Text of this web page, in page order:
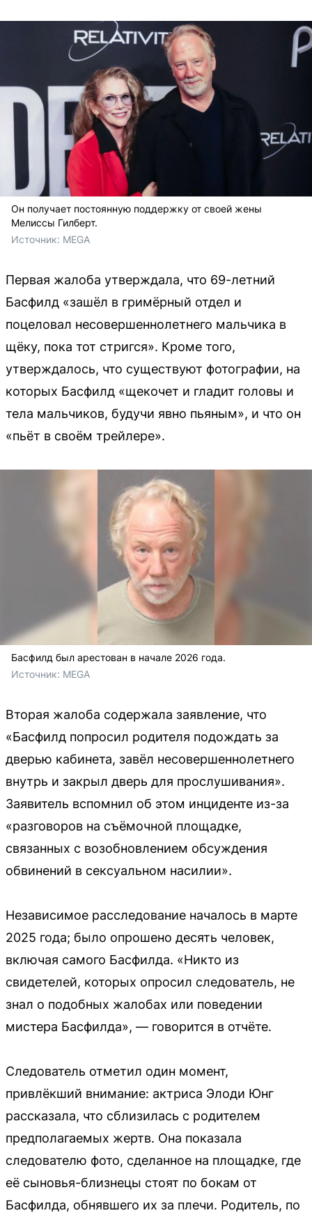
Он получает постоянную поддержку от своей жены
Мелиссы Гилберт.
Источник: MEGA
Первая жалоба утверждала, что 69-летний
Басфилд «зашёл в гримёрный отдел и
поцеловал несовершеннолетнего мальчика в
щёку, пока тот стригся». Кроме того,
утверждалось, что существуют фотографии, на
которых Басфилд «щекочет и гладит головы и
тела мальчиков, будучи явно пьяным», и что он
«пьёт в своём трейлере».
Басфилд был арестован в начале 2026 года.
Источник: MEGA
Вторая жалоба содержала заявление, что
«Басфилд попросил родителя подождать за
дверью кабинета, завёл несовершеннолетнего
внутрь и закрыл дверь для прослушивания».
Заявитель вспомнил об этом инциденте из-за
«разговоров на съёмочной площадке,
связанных с возобновлением обсуждения
обвинений в сексуальном насилии».
Независимое расследование началось в марте
2025 года; было опрошено десять человек,
включая самого Басфилда. «Никто из
свидетелей, которых опросил следователь, не
знал о подобных жалобах или поведении
мистера Басфилда», — говорится в отчёте.
Следователь отметил один момент,
привлёкший внимание: актриса Элоди Юнг
рассказала, что сблизилась с родителем
предполагаемых жертв. Она показала
следователю фото, сделанное на площадке, где
её сыновья-близнецы стоят по бокам от
Басфилда, обнявшего их за плечи. Родитель, по